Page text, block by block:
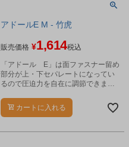
アドールE M - 竹虎
販売価格 ¥1,614税込
「アドール E」は面ファスナー留め
部分が上・下セパレートになってい
るので圧迫力を自在に調節できま
カートに入れる